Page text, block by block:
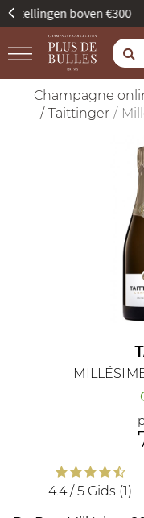
Beste
Champagne
Taittinger
4.4 / 5 Gids (1)